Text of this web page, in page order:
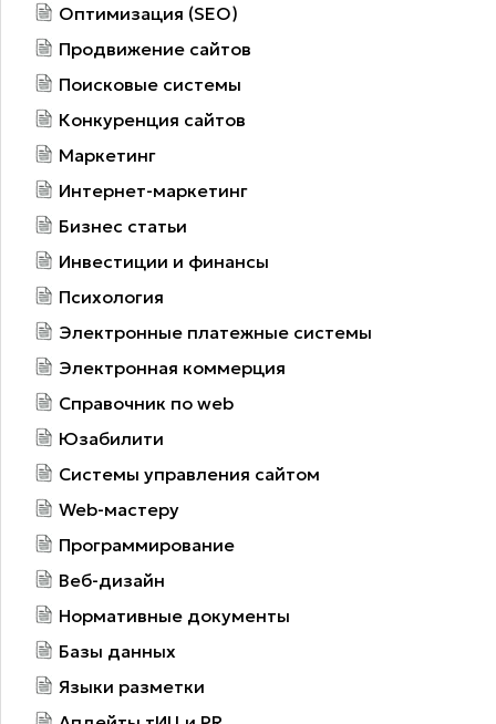
Оптимизация (SEO)
Продвижение сайтов
Поисковые системы
Конкуренция сайтов
Маркетинг
Интернет-маркетинг
Бизнес статьи
Инвестиции и финансы
Психология
Электронные платежные системы
Электронная коммерция
Справочник по web
Юзабилити
Системы управления сайтом
Web-мастеру
Программирование
Веб-дизайн
Нормативные документы
Базы данных
Языки разметки